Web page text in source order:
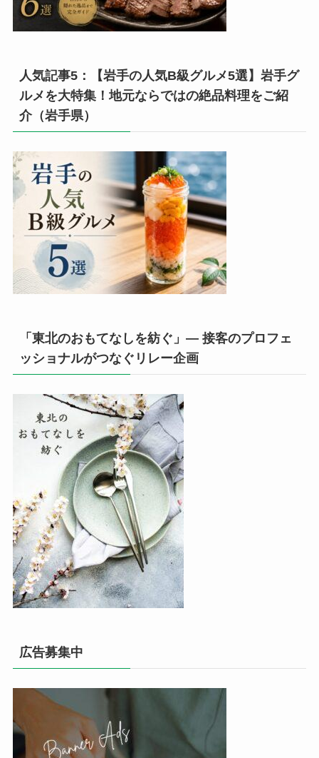
人気記事5：【岩手の人気B級グルメ5選】岩手グ
ルメを大特集！地元ならではの絶品料理をご紹
介（岩手県）
「東北のおもてなしを紡ぐ」— 接客のプロフェ
ッショナルがつなぐリレー企画
広告募集中